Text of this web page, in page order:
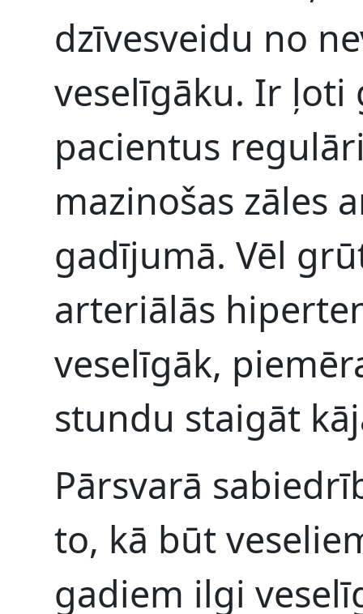
dzīvesveidu no
veselīgāku. Ir
pacientus
mazinošas zāles
gadījumā. Vēl
arteriālās
veselīgāk,
stundu staigāt
Pārsvarā
to, kā būt
gadiem ilgi